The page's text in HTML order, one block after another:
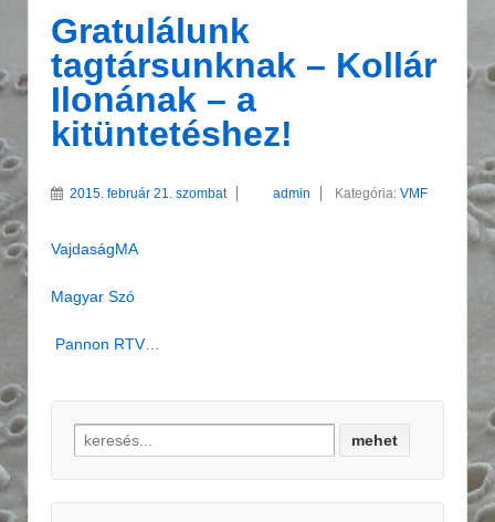
Gratulálunk
tagtársunknak – Kollár
Ilonának – a
kitüntetéshez!
2015. február 21. szombat admin Kategória: VMF
VajdaságMA
Magyar Szó
Pannon RTV…
Search for: